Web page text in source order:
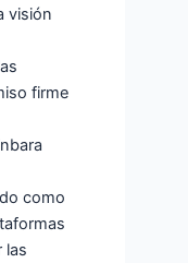
visión
firme
como
las